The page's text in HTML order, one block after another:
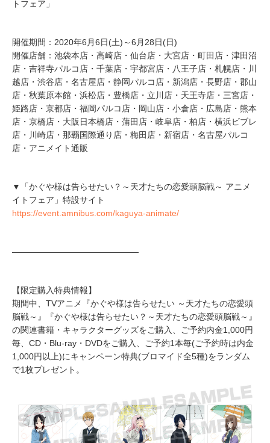
トフェア」
開催期間：2020年6月6日(土)～6月28日(日)
開催店舗：池袋本店・高崎店・仙台店・大宮店・町田店・津田沼
店・吉祥寺パルコ店・千葉店・宇都宮店・八王子店・札幌店・川
越店・渋谷店・名古屋店・静岡パルコ店・新潟店・長野店・郡山
店・秋葉原本館・浜松店・豊橋店・立川店・天王寺店・三宮店・
姫路店・京都店・福岡パルコ店・岡山店・小倉店・広島店・熊本
店・京橋店・大阪日本橋店・蒲田店・岐阜店・柏店・横浜ビブレ
店・川崎店・那覇国際通り店・梅田店・新宿店・名古屋パルコ
店・アニメイト通販
▼「かぐや様は告らせたい？～天才たちの恋愛頭脳戦～ アニメ
イトフェア」特設サイト
https://event.amnibus.com/kaguya-animate/
―――――――――――――――
【限定購入特典情報】
期間中、TVアニメ『かぐや様は告らせたい ～天才たちの恋愛頭
脳戦～』『かぐや様は告らせたい？～天才たちの恋愛頭脳戦～』
の関連書籍・キャラクターグッズをご購入、ご予約内金1,000円
毎、CD・Blu-ray・DVDをご購入、ご予約1本毎(ご予約時は内金
1,000円以上)にキャンペーン特典(ブロマイド全5種)をランダム
で1枚プレゼント。